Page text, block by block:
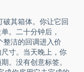
其箱体。你让它回
。二十分钟后，
洁的回调进入价
寸。当天晚上，你
。没有创意标签。